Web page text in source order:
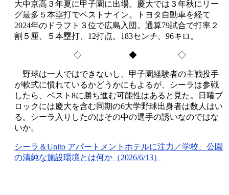
大中京高３年夏に甲子園に出場。慶大では３年秋にリー
グ最多５本塁打でベストナイン。トヨタ自動車を経て
2024年のドラフト３位で広島入団。通算79試合で打率２
割５厘、５本塁打、12打点。183センチ、96キロ。
◇ ◆ ◇
野球は一人ではできないし、甲子園経験者の主戦投手
が軟式に慣れているかどうかにもよるが、シーラは参戦
したら、ベスト8に勝ち進む可能性はあると見た。日曜ブ
ロックには慶大を含む同期の6大学野球出身者は数人はい
る。シーラ入りしたのはその中の選手の誘いなのではな
いか。
シーラ＆Unito アパートメントホテルに注力／学校、公園
の清純な施設環境とは何か（2026/6/13）